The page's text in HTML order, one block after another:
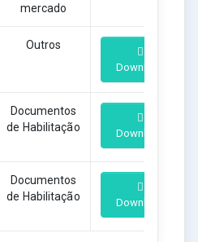
mercado
Outros
Download
Documentos
de Habilitação
Download
Documentos
de Habilitação
Download